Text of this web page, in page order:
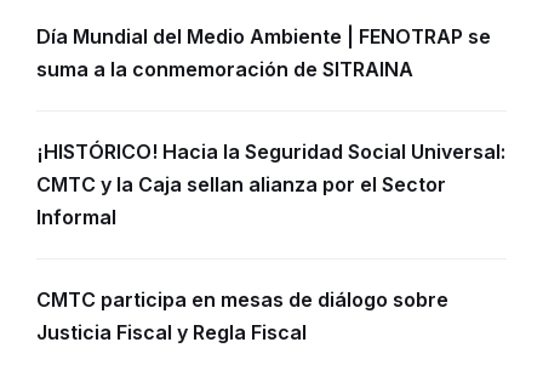
Día Mundial del Medio Ambiente | FENOTRAP se
suma a la conmemoración de SITRAINA
¡HISTÓRICO! Hacia la Seguridad Social Universal:
CMTC y la Caja sellan alianza por el Sector
Informal
CMTC participa en mesas de diálogo sobre
Justicia Fiscal y Regla Fiscal